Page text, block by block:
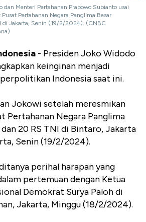
dan Menteri Pertahanan Prabowo Subianto usai
Pertahanan Negara Panglima Besar
di Jakarta, Senin (19/2/2024). (CNBC
- Presiden Joko Widodo
keinginan menjadi
Indonesia saat ini.
Jokowi setelah meresmikan
Pertahanan Negara Panglima
20 RS TNI di Bintaro, Jakarta
Senin (19/2/2024).
perihal harapan yang
pertemuan dengan Ketua
Demokrat Surya Paloh di
Jakarta, Minggu (18/2/2024).